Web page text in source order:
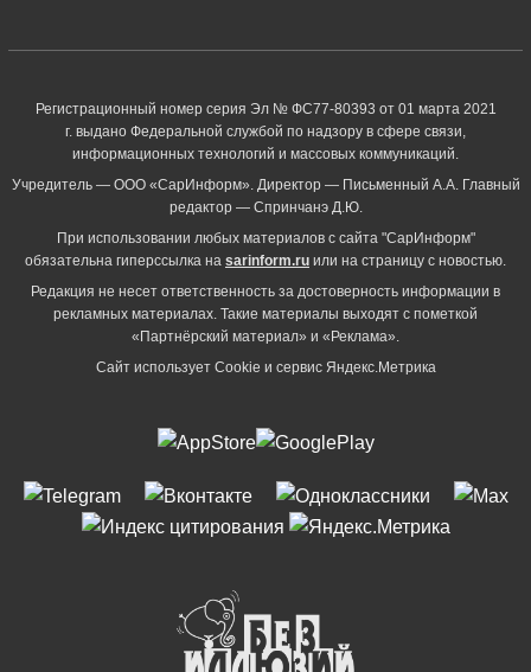
Регистрационный номер серия Эл № ФС77-80393 от 01 марта 2021
г. выдано Федеральной службой по надзору в сфере связи,
информационных технологий и массовых коммуникаций.
Учредитель — ООО «СарИнформ». Директор — Письменный А.А. Главный
редактор — Спринчанэ Д.Ю.
При использовании любых материалов с сайта "СарИнформ"
обязательна гиперссылка на sarinform.ru или на страницу с новостью.
Редакция не несет ответственность за достоверность информации в
рекламных материалах. Такие материалы выходят с пометкой
«Партнёрский материал» и «Реклама».
Сайт использует Cookie и сервиc Яндекс.Метрика